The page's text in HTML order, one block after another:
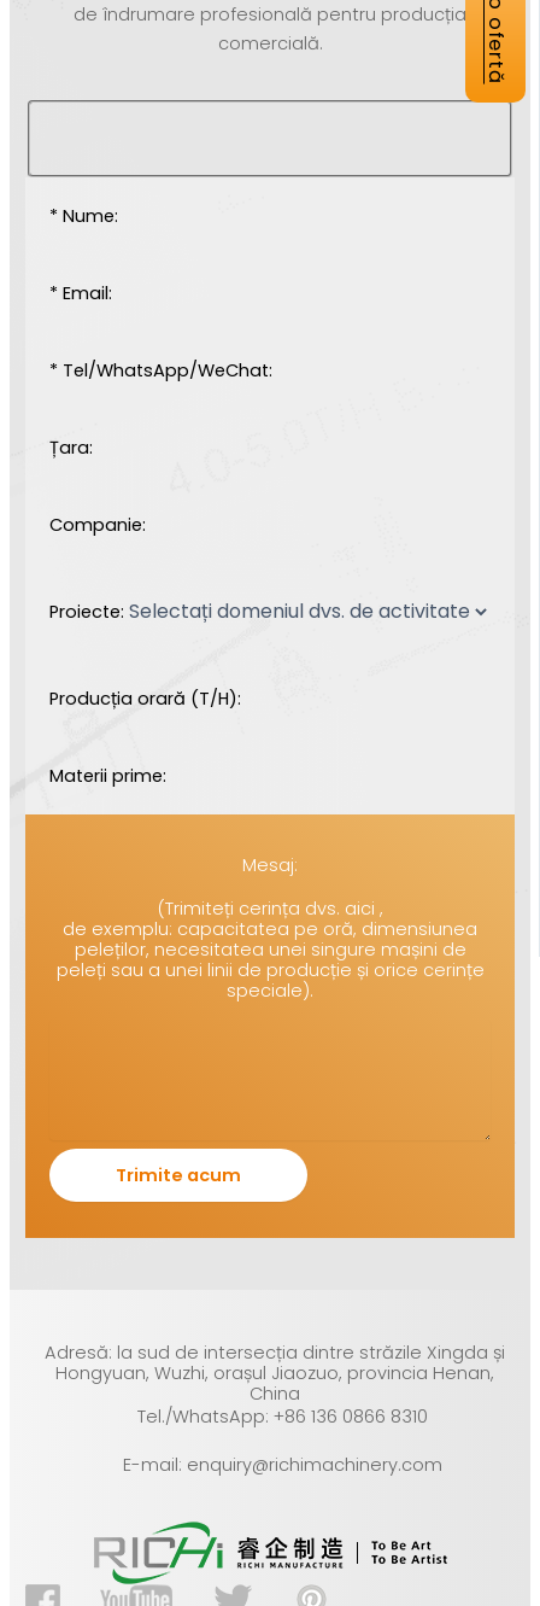
de îndrumare profesională pentru producția
comercială.
* Nume:
* Email:
* Tel/WhatsApp/WeChat:
Țara:
Companie:
Proiecte:
Producția orară (T/H):
Materii prime:
Mesaj:
(Trimiteți cerința dvs. aici ,
de exemplu: capacitatea pe oră, dimensiunea
peleților, necesitatea unei singure mașini de
peleți sau a unei linii de producție și orice cerințe
speciale).
Adresă: la sud de intersecția dintre străzile Xingda și
Hongyuan, Wuzhi, orașul Jiaozuo, provincia Henan,
China
Tel./WhatsApp: +86 136 0866 8310
E-mail: enquiry@richimachinery.com